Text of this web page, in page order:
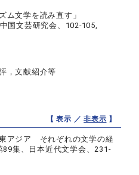
ム文学を読み直す」
国文芸研究会、102-105,
，文献紹介等
【 表示 ／非表示 】
アジア それぞれの文学の経
集、日本近代文学会、231-